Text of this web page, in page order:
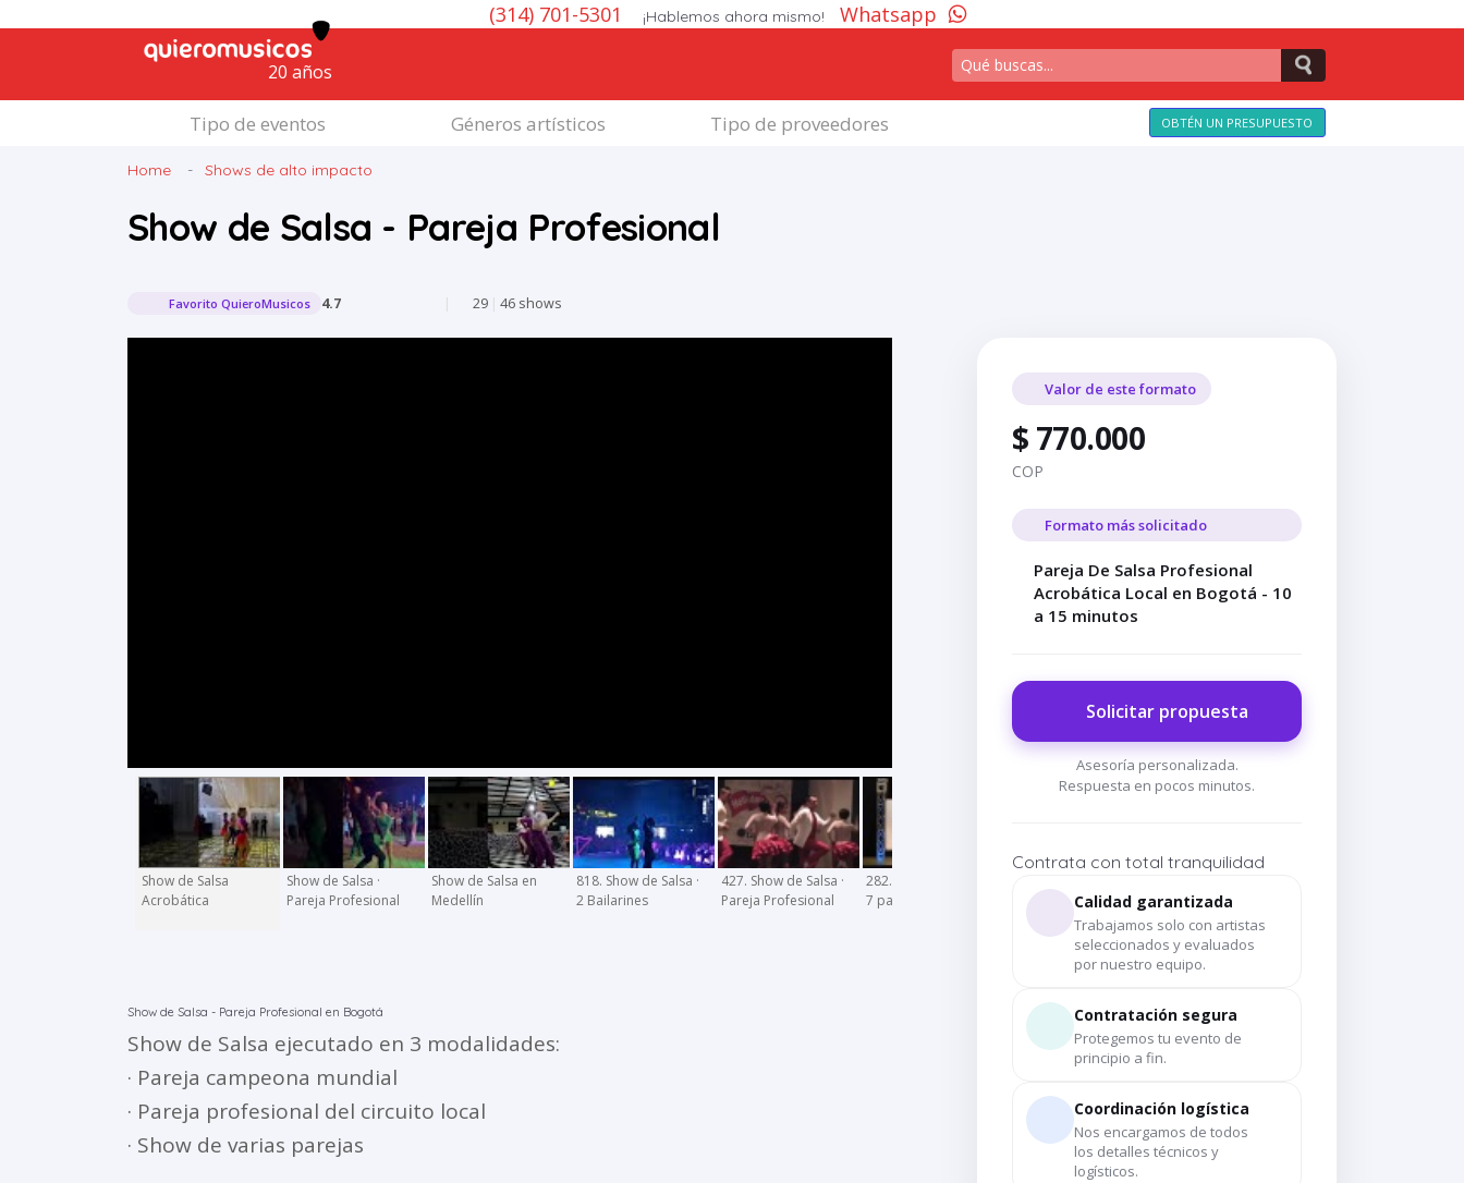
(314) 701-5301 ¡Hablemos ahora mismo! Whatsapp
20 años
Tipo de eventos Géneros artísticos Tipo de proveedores OBTÉN UN PRESUPUESTO
Home Shows de alto impacto
Show de Salsa - Pareja Profesional
Favorito QuieroMusicos 4.7 | 29 | 46 shows
Show de Salsa
Acrobática
Show de Salsa ·
Pareja Profesional
Show de Salsa en
Medellín
818. Show de Salsa ·
2 Bailarines
427. Show de Salsa ·
Pareja Profesional
282. Show de Salsa -
7 parejas
Pareja Profesional
Valor de este formato
$ 770.000
COP
Formato más solicitado
Pareja De Salsa Profesional
Acrobática Local en Bogotá - 10
a 15 minutos
Solicitar propuesta
Asesoría personalizada.
Respuesta en pocos minutos.
Contrata con total tranquilidad
Calidad garantizada
Trabajamos solo con artistas
seleccionados y evaluados
por nuestro equipo.
Contratación segura
Protegemos tu evento de
principio a fin.
Coordinación logística
Nos encargamos de todos
los detalles técnicos y
logísticos.
Show de Salsa - Pareja Profesional en Bogotá
Show de Salsa ejecutado en 3 modalidades:
· Pareja campeona mundial
· Pareja profesional del circuito local
· Show de varias parejas